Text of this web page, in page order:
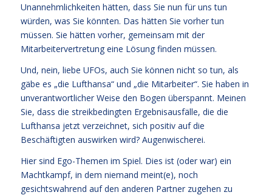
Unannehmlichkeiten hätten, dass Sie nun für uns tun
würden, was Sie könnten. Das hätten Sie vorher tun
müssen. Sie hätten vorher, gemeinsam mit der
Mitarbeitervertretung eine Lösung finden müssen.
Und, nein, liebe UFOs, auch Sie können nicht so tun, als
gäbe es „die Lufthansa“ und „die Mitarbeiter“. Sie haben in
unverantwortlicher Weise den Bogen überspannt. Meinen
Sie, dass die streikbedingten Ergebnisausfälle, die die
Lufthansa jetzt verzeichnet, sich positiv auf die
Beschäftigten auswirken wird? Augenwischerei.
Hier sind Ego-Themen im Spiel. Dies ist (oder war) ein
Machtkampf, in dem niemand meint(e), noch
gesichtswahrend auf den anderen Partner zugehen zu